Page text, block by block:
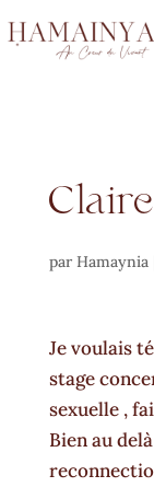
Claire
par Hamaynia
Je voulais
stage
sexuelle ,
Bien au